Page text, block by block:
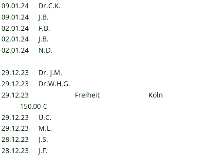
09.01.24
Dr.C.K.
09.01.24
J.B.
02.01.24
F.B.
02.01.24
J.B.
02.01.24
N.D.
29.12.23
Dr. J.M.
29.12.23
Dr.W.H.G.
29.12.23
Freiheit
Köln
150,00 €
29.12.23
U.C.
29.12.23
M.L.
28.12.23
J.S.
28.12.23
J.F.